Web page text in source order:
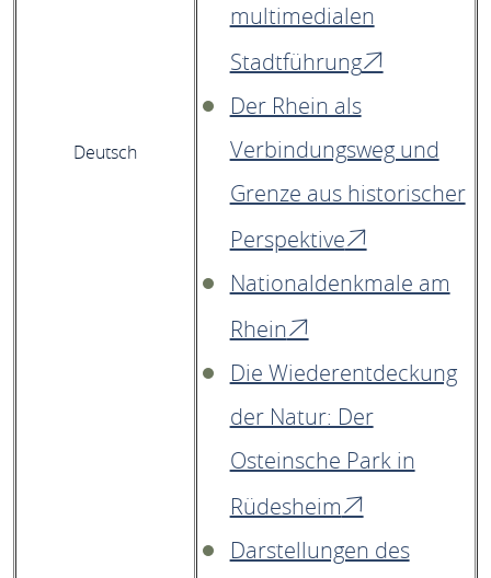
Deutsch
multimedialen
Stadtführung
Der Rhein als
Verbindungsweg und
Grenze aus historischer
Perspektive
Nationaldenkmale am
Rhein
Die Wiederentdeckung
der Natur: Der
Osteinsche Park in
Rüdesheim
Darstellungen des